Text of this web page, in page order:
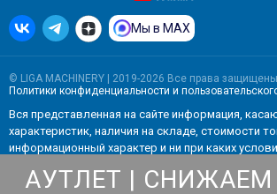
Мы в MAX
© LIGA MACHINERY | 2019-2026 Все права
Политики конфиденциальности и
Вся представленная на сайте информация,
характеристик, наличия на складе, стоимости
информационный характер и ни при каких
Гражданского кодекса РФ
АУТЛЕТ |